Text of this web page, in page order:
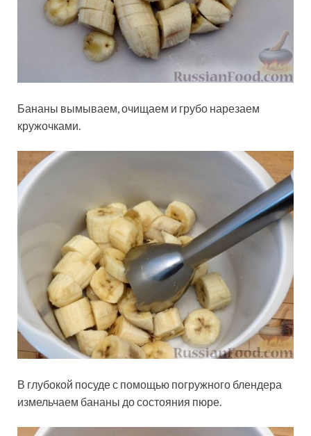
Бананы вымываем, очищаем и грубо нарезаем
кружочками.
В глубокой посуде с помощью погружного блендера
измельчаем бананы до состояния пюре.